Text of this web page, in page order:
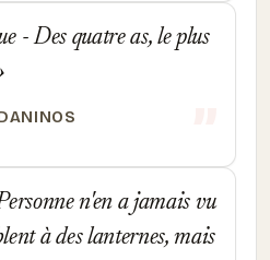
- Des quatre as, le plus
n'en a jamais vu
à des lanternes, mais